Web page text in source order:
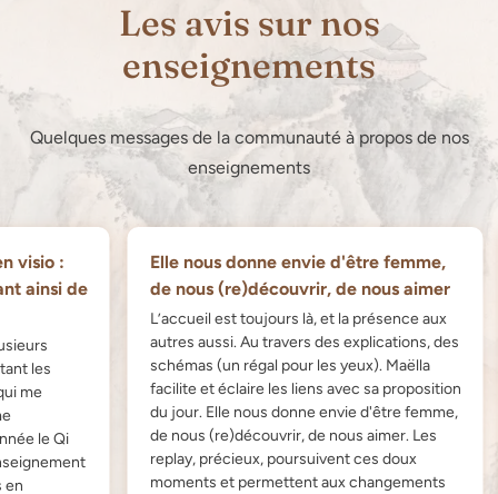
Les avis sur nos
enseignements
Quelques messages de la communauté à propos de nos
enseignements
:
de
Qi
Elle nous donne envie d'être femme,
de nous (re)découvrir, de nous aimer
L’accueil est toujours là, et la présence aux
autres aussi. Au travers des explications, des
schémas (un régal pour les yeux). Maëlla
facilite et éclaire les liens avec sa proposition
du jour. Elle nous donne envie d'être femme,
de nous (re)découvrir, de nous aimer. Les
replay, précieux, poursuivent ces doux
moments et permettent aux changements